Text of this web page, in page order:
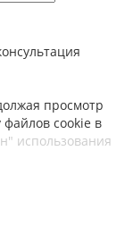
просмотр
файлов cookie в
использования